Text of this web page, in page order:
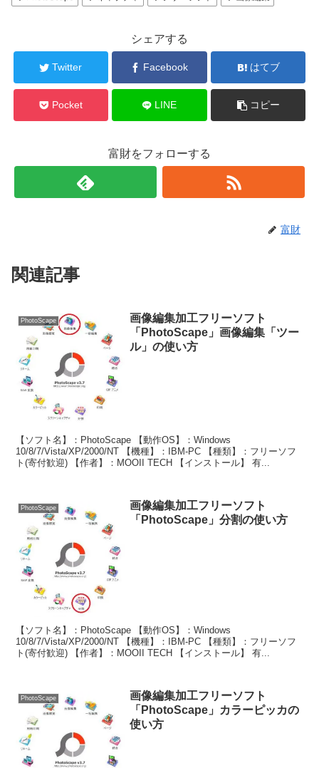
o
k
シェアする
Twitter Facebook はてブ
Pocket LINE コピー
富財をフォローする
富財
関連記事
PhotoScape
画像編集加工フリーソフト
「PhotoScape」画像編集「ツー
ル」の使い方
【ソフト名】：PhotoScape 【動作OS】：Windows
10/8/7/Vista/XP/2000/NT 【機種】：IBM-PC 【種類】：フリーソフ
ト(寄付歓迎) 【作者】：MOOII TECH 【インストール】 有...
PhotoScape
画像編集加工フリーソフト
「PhotoScape」分割の使い方
【ソフト名】：PhotoScape 【動作OS】：Windows
10/8/7/Vista/XP/2000/NT 【機種】：IBM-PC 【種類】：フリーソフ
ト(寄付歓迎) 【作者】：MOOII TECH 【インストール】 有...
PhotoScape
画像編集加工フリーソフト
「PhotoScape」カラーピッカの
使い方